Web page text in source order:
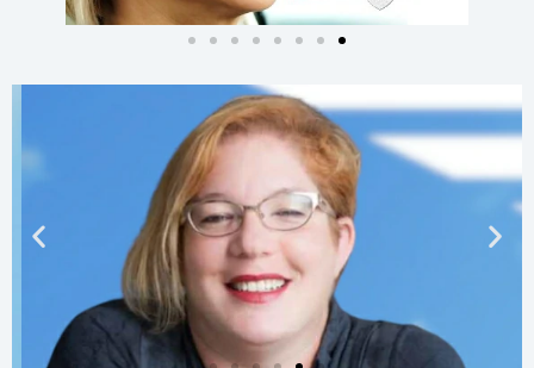
דוד שילמן
שחקן, ליצן, יוצר, מנהל הסביבטרון - תיאטרון למען הסביבה